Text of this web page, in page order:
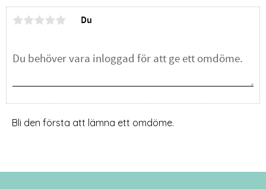
Du
Bli den första att lämna ett omdöme.